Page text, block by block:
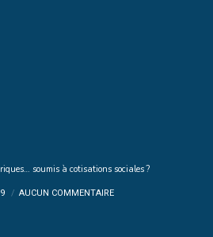
soumis à cotisations sociales ?
AUCUN COMMENTAIRE